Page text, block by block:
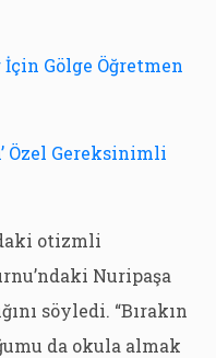
Gölge Öğretmen
Özel Gereksinimli
otizmli
Nuripaşa
söyledi. “Bırakın
da okula almak